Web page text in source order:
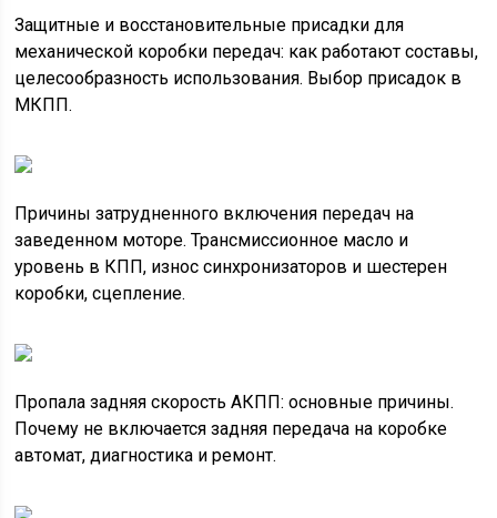
Защитные и восстановительные присадки для
механической коробки передач: как работают составы,
целесообразность использования. Выбор присадок в
МКПП.
Причины затрудненного включения передач на
заведенном моторе. Трансмиссионное масло и
уровень в КПП, износ синхронизаторов и шестерен
коробки, сцепление.
Пропала задняя скорость АКПП: основные причины.
Почему не включается задняя передача на коробке
автомат, диагностика и ремонт.